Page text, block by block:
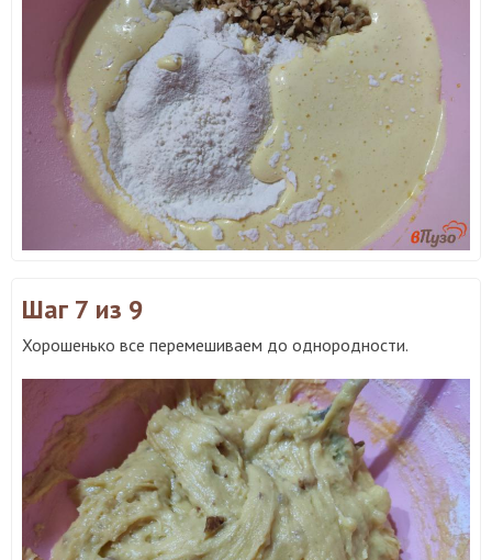
Шаг 7 из 9
Хорошенько все перемешиваем до однородности.